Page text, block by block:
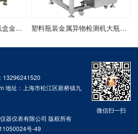
包装盒金属检测机盒装纸盒金属检测探测机盒装产品金检机 塑料瓶装金属异物检测机大瓶装金属检测机在线瓶装金检机
微信扫一扫
13296241520
地址：上海市松江区新桥镇九
器仪表有限公司 版权所有
号-49